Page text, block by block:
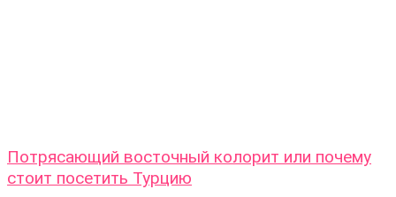
Потрясающий восточный колорит или почему
стоит посетить Турцию